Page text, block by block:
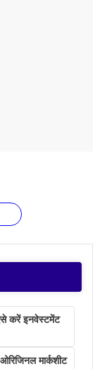
करें इनवेस्टमेंट
ओरिजिनल मार्कशीट